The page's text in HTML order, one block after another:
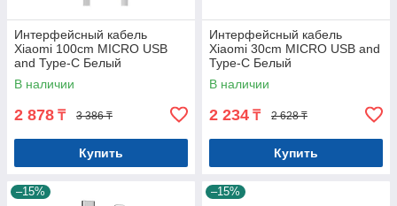
Интерфейсный кабель
Xiaomi 100cm MICRO USB
and Type-C Белый
В наличии
2 878 ₸ 3 386 ₸
Купить
Интерфейсный кабель
Xiaomi 30cm MICRO USB and
Type-C Белый
В наличии
2 234 ₸ 2 628 ₸
Купить
–15% –15%